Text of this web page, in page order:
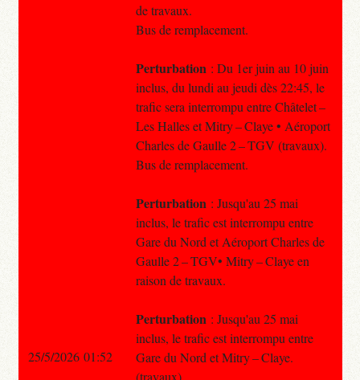
de travaux.
Bus de remplacement.
Perturbation : Du 1er juin au 10 juin
inclus, du lundi au jeudi dès 22:45, le
trafic sera interrompu entre Châtelet –
Les Halles et Mitry – Claye • Aéroport
Charles de Gaulle 2 – TGV (travaux).
Bus de remplacement.
Perturbation : Jusqu'au 25 mai
inclus, le trafic est interrompu entre
Gare du Nord et Aéroport Charles de
Gaulle 2 – TGV• Mitry – Claye en
raison de travaux.
Perturbation : Jusqu'au 25 mai
inclus, le trafic est interrompu entre
Gare du Nord et Mitry – Claye.
(travaux).
25/5/2026 01:52